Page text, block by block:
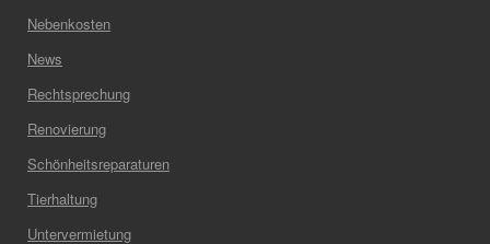
Nebenkosten
News
Rechtsprechung
Renovierung
Schönheitsreparaturen
Tierhaltung
Untervermietung